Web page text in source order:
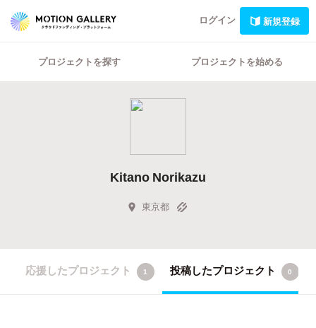
ログイン 新規登録
プロジェクトを探す プロジェクトを始める
Kitano Norikazu
東京都
応援したプロジェクト 1 投稿したプロジェクト 0